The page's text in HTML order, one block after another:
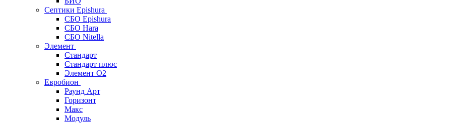
Септики Epishura
СБО Epishura
СБО Hara
СБО Nitella
Элемент
Стандарт
Стандарт плюс
Элемент О2
Евробион
Раунд Арт
Горизонт
Макс
Модуль